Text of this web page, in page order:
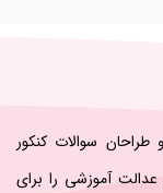
طراحان سوالات کنکور
آموزشی را برای